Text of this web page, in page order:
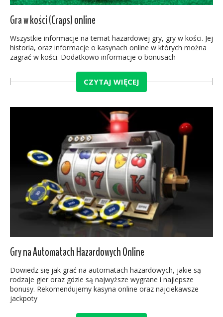
Gra w kości (Craps) online
Wszystkie informacje na temat hazardowej gry, gry w kości. Jej
historia, oraz informacje o kasynach online w których można
zagrać w kości. Dodatkowo informacje o bonusach
CZYTAJ WIĘCEJ
Gry na Automatach Hazardowych Online
Dowiedz się jak grać na automatach hazardowych, jakie są
rodzaje gier oraz gdzie są najwyższe wygrane i najlepsze
bonusy. Rekomendujemy kasyna online oraz najciekawsze
jackpoty